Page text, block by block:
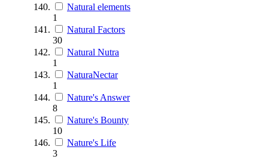
Natural elements
1
Natural Factors
30
Natural Nutra
1
NaturaNectar
1
Nature's Answer
8
Nature's Bounty
10
Nature's Life
3